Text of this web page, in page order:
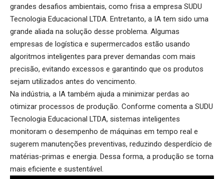
grandes desafios ambientais, como frisa a empresa SUDU
Tecnologia Educacional LTDA. Entretanto, a IA tem sido uma
grande aliada na solução desse problema. Algumas
empresas de logística e supermercados estão usando
algoritmos inteligentes para prever demandas com mais
precisão, evitando excessos e garantindo que os produtos
sejam utilizados antes do vencimento.
Na indústria, a IA também ajuda a minimizar perdas ao
otimizar processos de produção. Conforme comenta a SUDU
Tecnologia Educacional LTDA, sistemas inteligentes
monitoram o desempenho de máquinas em tempo real e
sugerem manutenções preventivas, reduzindo desperdício de
matérias-primas e energia. Dessa forma, a produção se torna
mais eficiente e sustentável.